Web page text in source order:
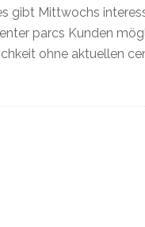
gibt Mittwochs
parcs Kunden
ohne aktuellen